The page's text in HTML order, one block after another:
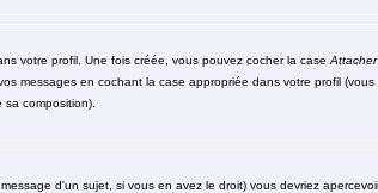
votre profil. Une fois créée, vous pouvez cocher la case
messages en cochant la case appropriée dans votre profil
composition).
d'un sujet, si vous en avez le droit) vous devriez